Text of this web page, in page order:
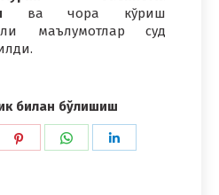
ва чора кўриш
маълумотлар суд
билан бўлишиш
Share
Share